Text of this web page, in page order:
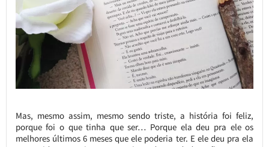
Mas, mesmo assim, mesmo sendo triste, a história foi feliz,
porque foi o que tinha que ser… Porque ela deu pra ele os
melhores últimos 6 meses que ele poderia ter. E ele deu pra ela